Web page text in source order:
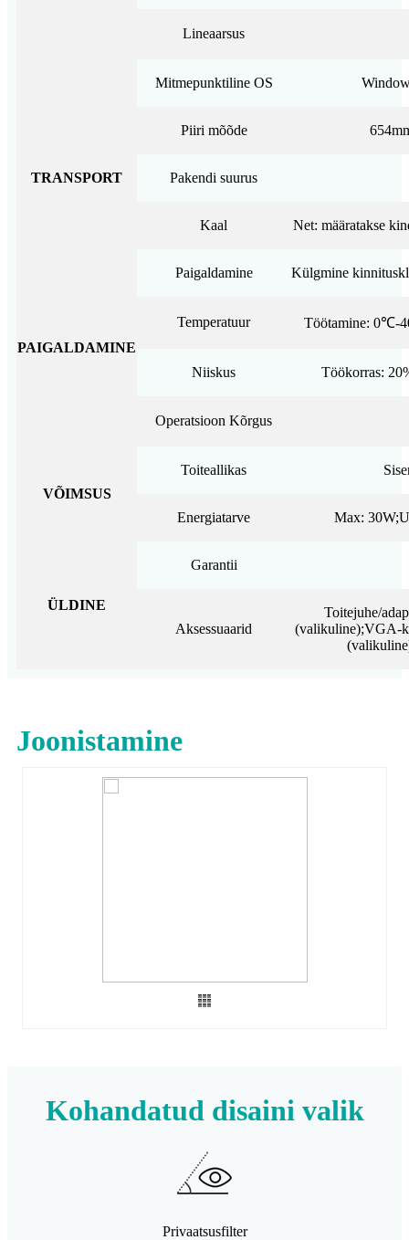
Lineaarsus
Mitmepunktiline OS
TRANSPORT
Piiri mõõde
Pakendi suurus
Kaal Net: määratakse
PAIGALDAMINE
Paigaldamine Külgmine
Temperatuur Töötamine: 0℃-
Niiskus Töökorras:
Operatsioon Kõrgus
VÕIMSUS
Toiteallikas
Energiatarve Max:
ÜLDINE
Garantii
Aksessuaarid
Toitejuhe/
(valikuline);VGA-
Joonistamine
Kohandatud disaini valik
Privaatsusfilter